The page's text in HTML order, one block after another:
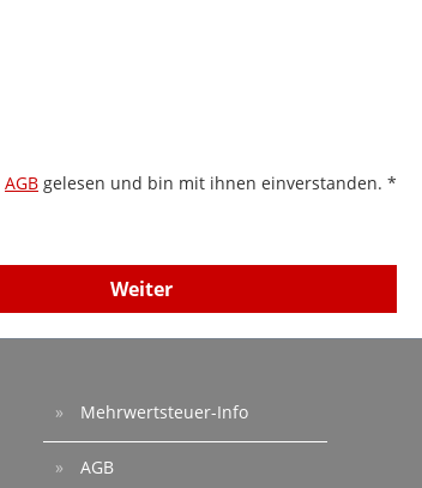
AGB gelesen und bin mit ihnen einverstanden. *
Weiter
Mehrwertsteuer-Info
AGB